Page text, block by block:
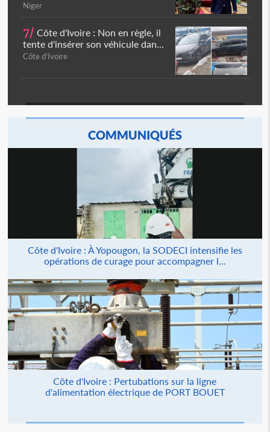
Niger
7/ Côte d'Ivoire : Non en règle, il
tente d'insérer son véhicule dan...
Côte d'Ivoire
COMMUNIQUÉS
Côte d'Ivoire : À Yopougon, la SODECI intensifie les
opérations de curage pour accompagner l...
Côte d'Ivoire : Pertubations sur la ligne
d'alimentation électrique de PORT BOUET